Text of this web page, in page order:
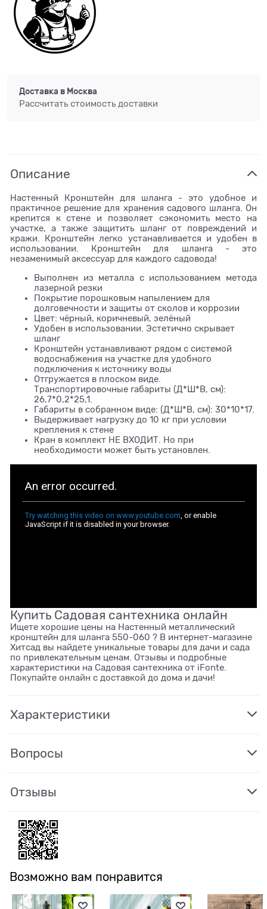
Доставка в Москва
Рассчитать стоимость доставки
Описание
Настенный Кронштейн для шланга - это удобное и
практичное решение для хранения садового шланга. Он
крепится к стене и позволяет сэкономить место на
участке, а также защитить шланг от повреждений и
кражи. Кронштейн легко устанавливается и удобен в
использовании. Кронштейн для шланга - это
незаменимый аксессуар для каждого садовода!
Выполнен из металла с использованием метода
лазерной резки
Покрытие порошковым напылением для
долговечности и защиты от сколов и коррозии
Цвет: чёрный, коричневый, зелёный
Удобен в использовании. Эстетично скрывает
шланг
Кронштейн устанавливают рядом с системой
водоснабжения на участке для удобного
подключения к источнику воды
Отгружается в плоском виде.
Транспортировочные габариты (Д*Ш*В, см):
26,7*0,2*25,1.
Габариты в собранном виде: (Д*Ш*В, см): 30*10*17.
Выдерживает нагрузку до 10 кг при условии
крепления к стене
Кран в комплект НЕ ВХОДИТ. Но при
необходимости может быть установлен.
Купить Садовая сантехника онлайн
Ищете хорошие цены на Настенный металлический
кронштейн для шланга 550-060 ? В интернет-магазине
Хитсад вы найдете уникальные товары для дачи и сада
по привлекательным ценам. Отзывы и подробные
характеристики на Садовая сантехника от iFonte.
Покупайте онлайн с доставкой до дома и дачи!
Характеристики
Вопросы
Отзывы
Возможно вам понравится